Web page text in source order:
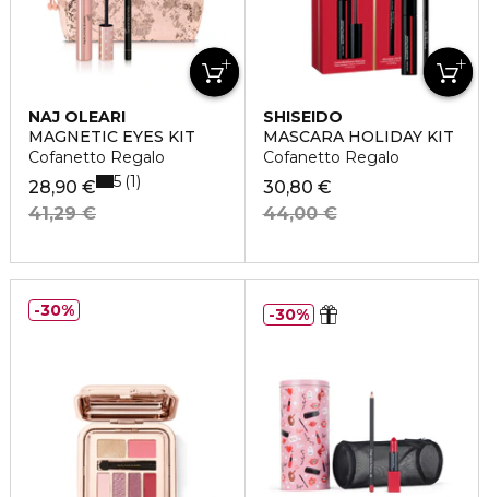
NAJ OLEARI
MAGNETIC EYES KIT
Cofanetto Regalo
28,90 €
41,29 €
5 1
SHISEIDO
MASCARA HOLIDAY KIT
Cofanetto Regalo
30,80 €
44,00 €
30% 30%